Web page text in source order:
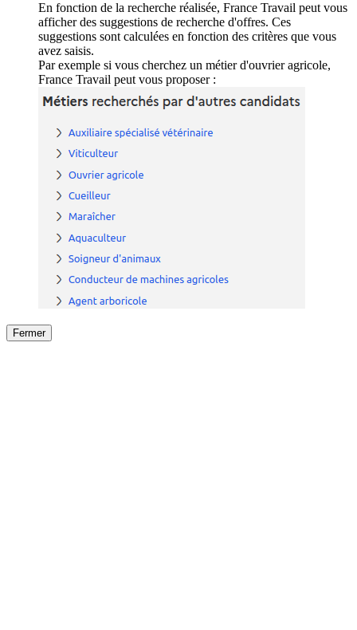
En fonction de la recherche réalisée, France Travail peut vous
afficher des suggestions de recherche d'offres. Ces
suggestions sont calculées en fonction des critères que vous
avez saisis.
Par exemple si vous cherchez un métier d'ouvrier agricole,
France Travail peut vous proposer :
Fermer